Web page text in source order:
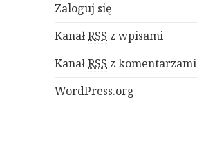
Zaloguj się
KanałRSS z wpisami
KanałRSS z komentarzami
WordPress.org